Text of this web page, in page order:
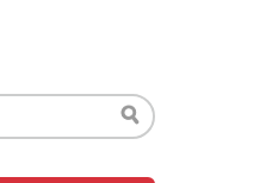
Buscar